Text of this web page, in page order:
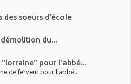
des soeurs d'école
du...
"lorraine" pour l'abbé...
de ferveur pour l'abbé...